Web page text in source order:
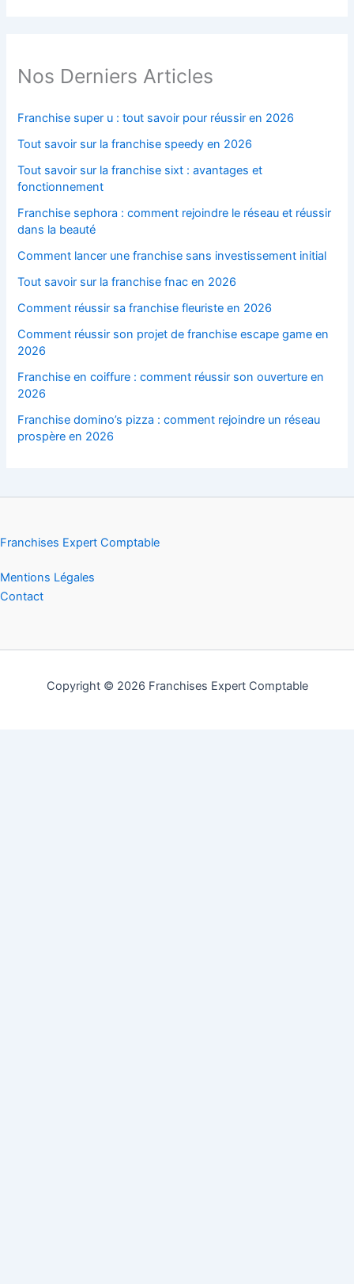
Nos Derniers Articles
Franchise super u : tout savoir pour réussir en 2026
Tout savoir sur la franchise speedy en 2026
Tout savoir sur la franchise sixt : avantages et
fonctionnement
Franchise sephora : comment rejoindre le réseau et réussir
dans la beauté
Comment lancer une franchise sans investissement initial
Tout savoir sur la franchise fnac en 2026
Comment réussir sa franchise fleuriste en 2026
Comment réussir son projet de franchise escape game en
2026
Franchise en coiffure : comment réussir son ouverture en
2026
Franchise domino’s pizza : comment rejoindre un réseau
prospère en 2026
Franchises Expert Comptable
Mentions Légales
Contact
Copyright © 2026 Franchises Expert Comptable